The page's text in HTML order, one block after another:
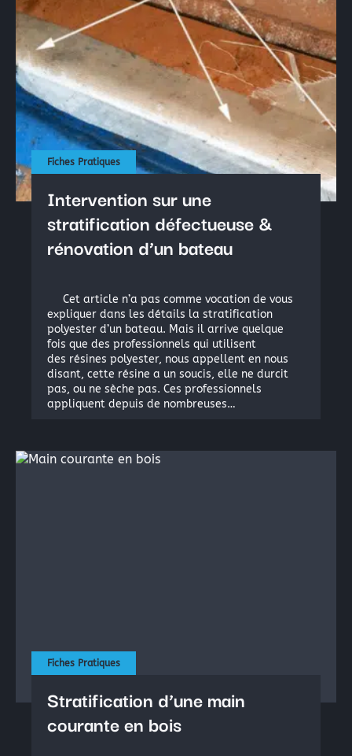
Fiches Pratiques
Intervention sur une
stratification défectueuse &
rénovation d’un bateau
Cet article n’a pas comme vocation de vous
expliquer dans les détails la stratification
polyester d’un bateau. Mais il arrive quelque
fois que des professionnels qui utilisent
des résines polyester, nous appellent en nous
disant, cette résine a un soucis, elle ne durcit
pas, ou ne sèche pas. Ces professionnels
appliquent depuis de nombreuses…
Fiches Pratiques
Stratification d’une main
courante en bois
×
Rechercher
: